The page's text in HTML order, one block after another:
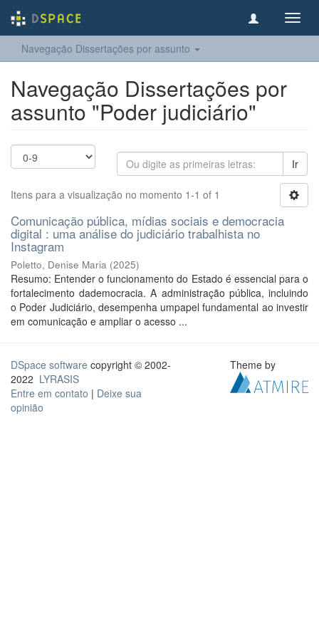
Navegação Dissertações por assunto
Navegação Dissertações por
assunto "Poder judiciário"
Ir
Itens para a visualização no momento 1-1 of 1
Comunicação pública, mídias sociais e democracia
digital : uma análise do judiciário trabalhista no
Instagram
Poletto, Denise Maria (2025)
Resumo: Entender o funcionamento do Estado é essencial para o
fortalecimento dademocracia. A administração pública, incluindo
o Poder Judiciário, desempenha umpapel fundamental ao investir
em comunicação e ampliar o acesso ...
DSpace software copyright © 2002-
2022 LYRASIS
Entre em contato | Deixe sua
opinião
Theme by